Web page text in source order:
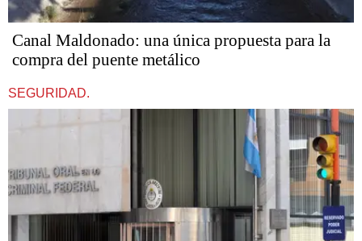
Canal Maldonado: una única propuesta para la
compra del puente metálico
SEGURIDAD.